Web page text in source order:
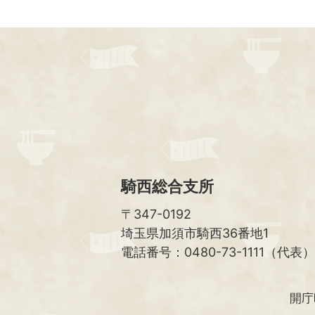
騎西総合支所
〒347-0192
埼玉県加須市騎西36番地1
電話番号：0480-73-1111（代表）
開